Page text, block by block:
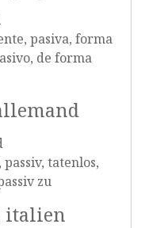
pasiva, forma
de forma
passiv, tatenlos,
zu
italien